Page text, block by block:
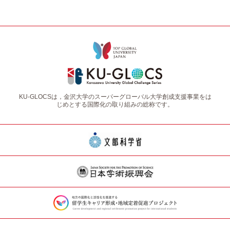
KU-GLOCSは，金沢大学のスーパーグローバル大学創成支援事業をは
じめとする国際化の取り組みの総称です。